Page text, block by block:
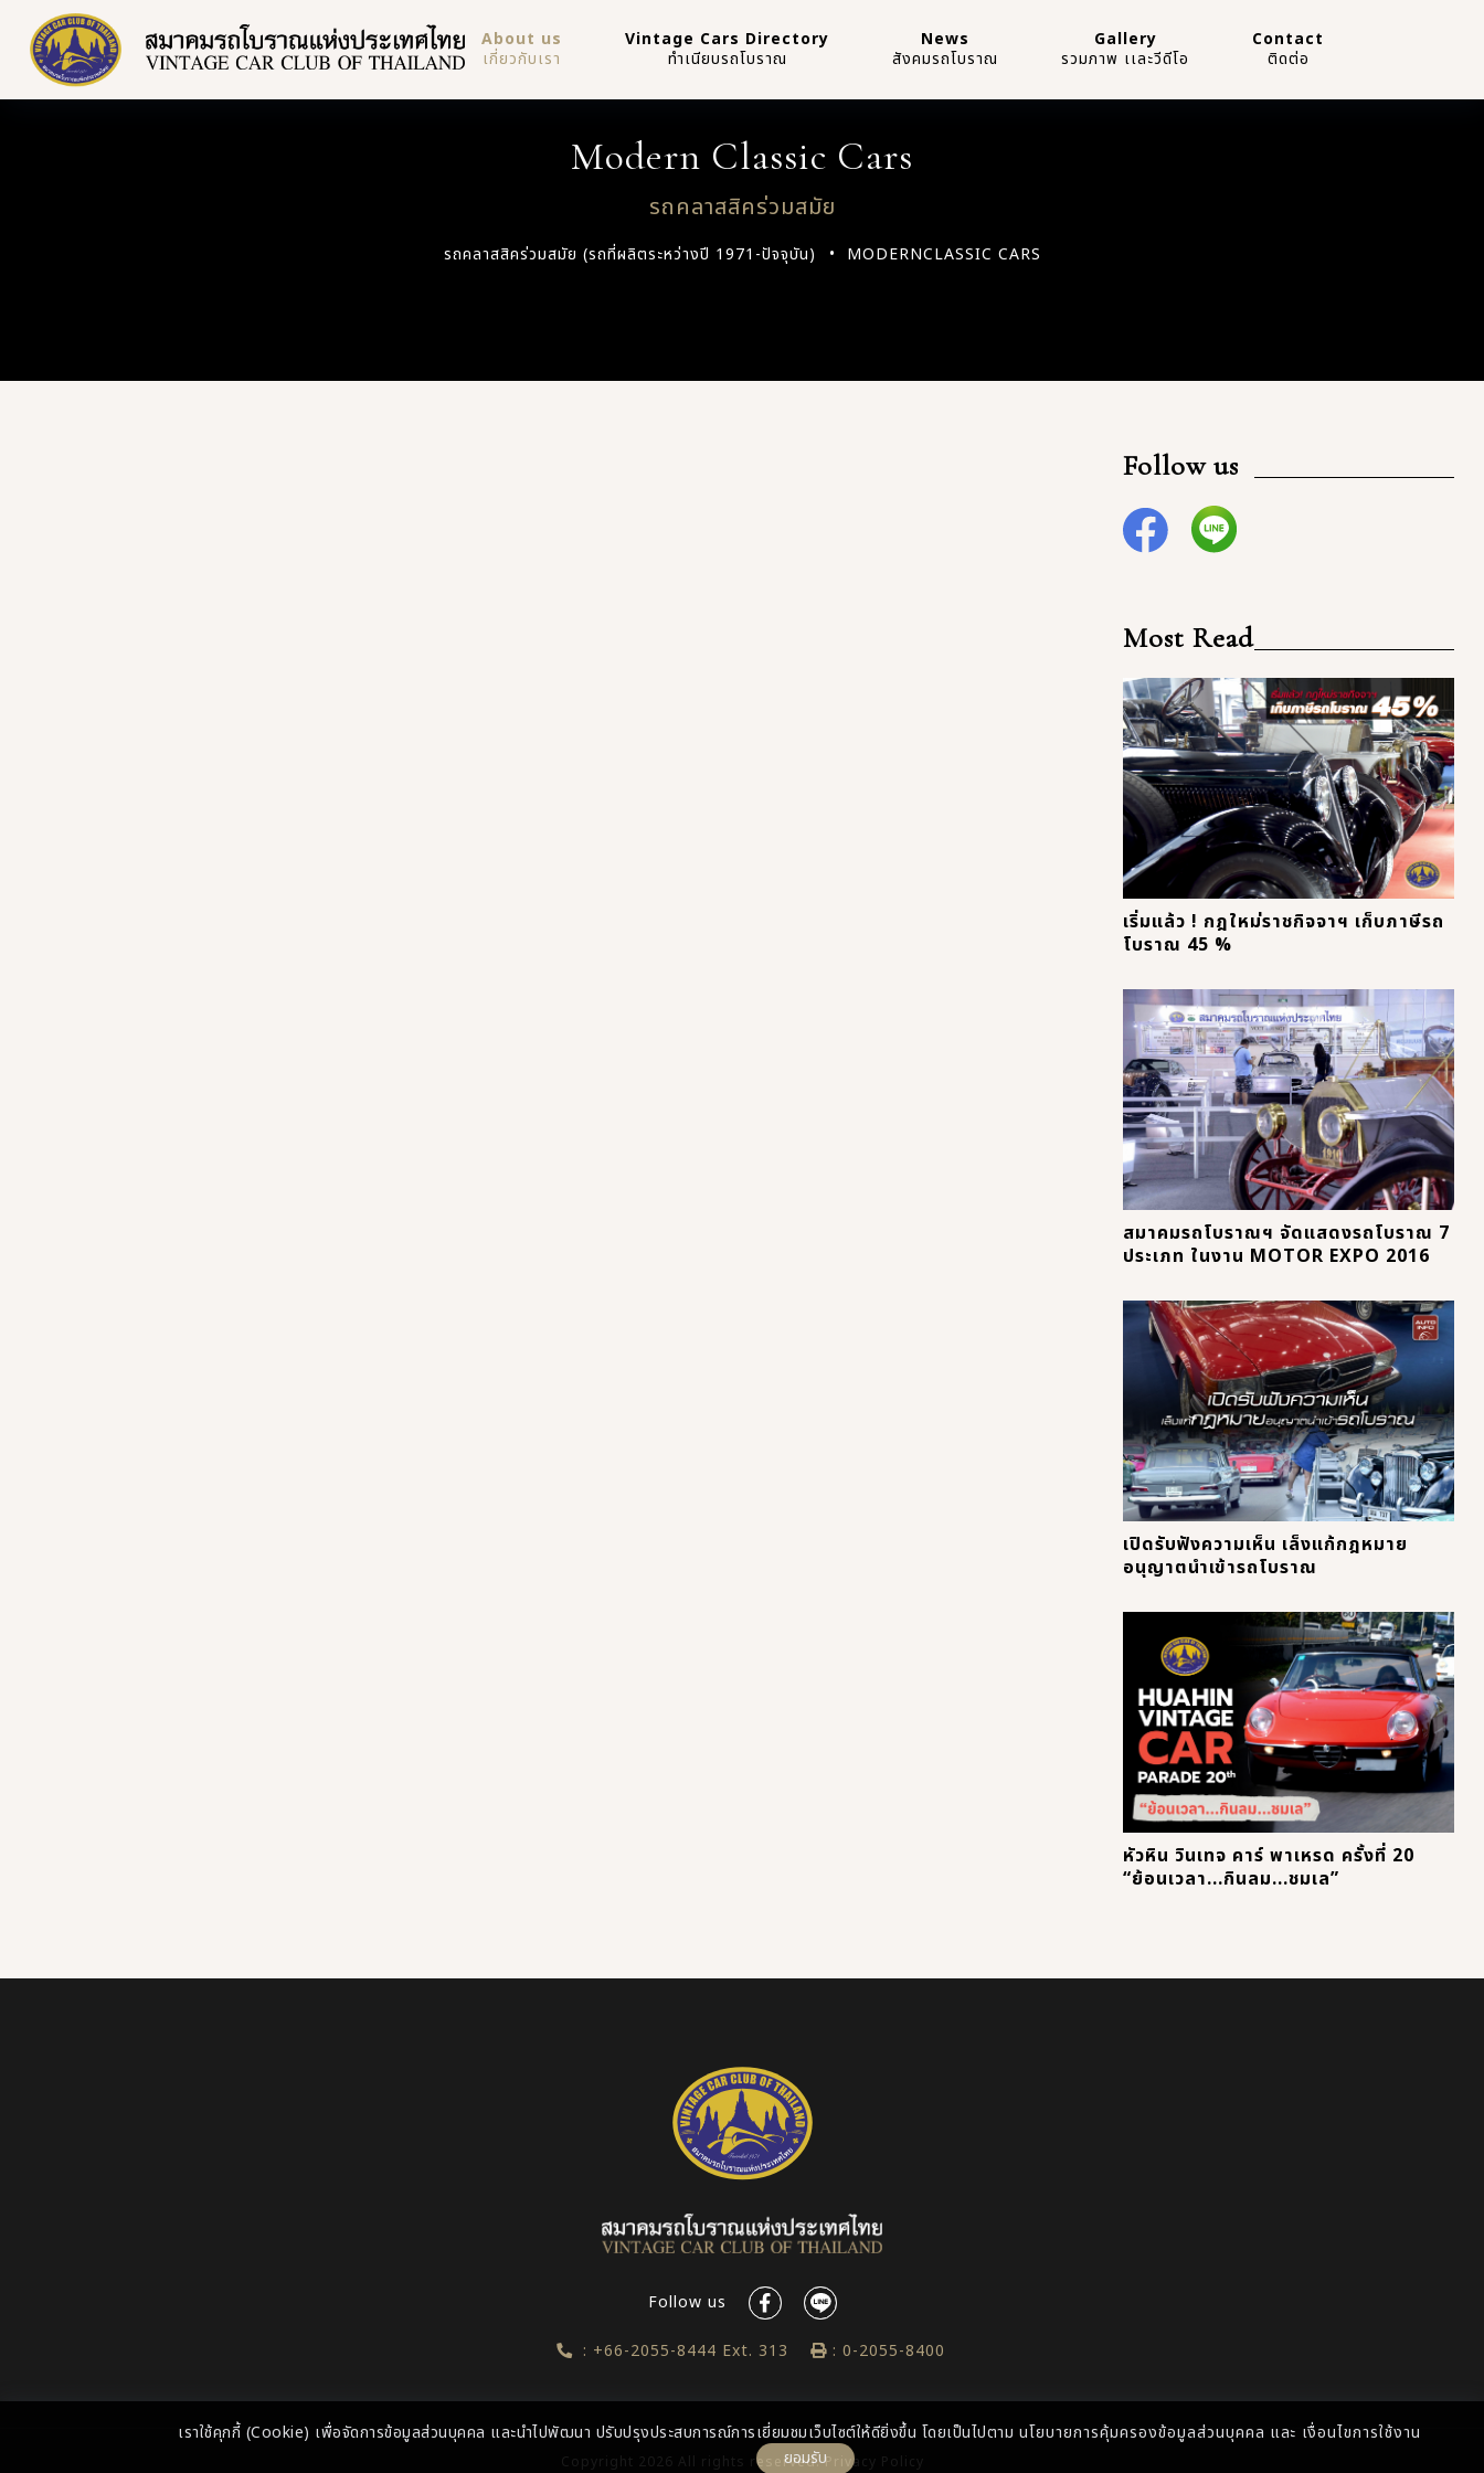
About us
เกี่ยวกับเรา
Vintage Cars Directory
ทำเนียบรถโบราณ
News
สังคมรถโบราณ
Gallery
รวมภาพ เเละวีดีโอ
Contact
ติดต่อ
Modern Classic Cars
รถคลาสสิคร่วมสมัย
รถคลาสสิคร่วมสมัย (รถที่ผลิตระหว่างปี 1971-ปัจจุบัน) MODERNCLASSIC CARS
Follow us
Most Read
เริ่มแล้ว ! กฎใหม่ราชกิจจาฯ เก็บภาษีรถ
โบราณ 45 %
สมาคมรถโบราณฯ จัดแสดงรถโบราณ 7
ประเภท ในงาน MOTOR EXPO 2016
เปิดรับฟังความเห็น เล็งแก้กฎหมาย
อนุญาตนำเข้ารถโบราณ
หัวหิน วินเทจ คาร์ พาเหรด ครั้งที่ 20
“ย้อนเวลา...กินลม...ชมเล”
เราใช้คุกกี้ (Cookie) เพื่อจัดการข้อมูลส่วนบุคคล และนำไปพัฒนา ปรับปรุงประสบการณ์การเยี่ยมชมเว็บไซต์ให้ดียิ่งขึ้น โดยเป็นไปตาม นโยบายการคุ้มครองข้อมูลส่วนบุคคล และ เงื่อนไขการใช้งาน
ยอมรับ
Follow us
: +66-2055-8444 Ext. 313 : 0-2055-8400
2026 All rights reserved.Privacy Policy